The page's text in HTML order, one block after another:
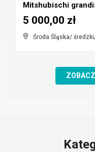
Mitshubischi
Środa Śląska/
5 000,00 zł